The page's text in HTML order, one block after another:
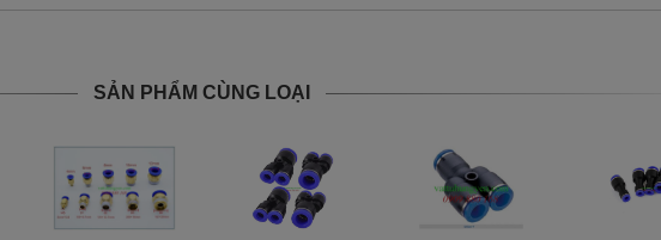
SẢN PHẨM CÙNG LOẠI